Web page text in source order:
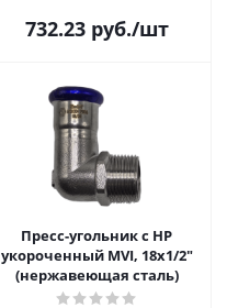
732.23руб./шт
Пресс-угольник с НР
укороченный MVI, 18х1/2"
(нержавеющая сталь)